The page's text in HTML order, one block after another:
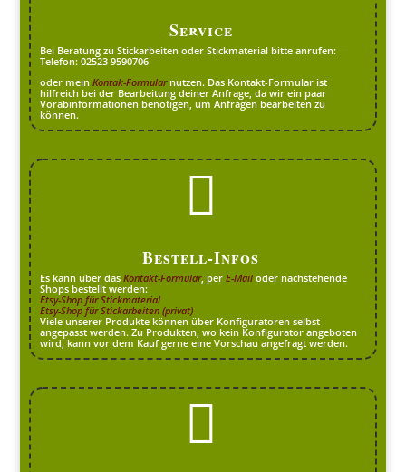
Service
Bei Beratung zu Stickarbeiten oder Stickmaterial bitte anrufen:
Telefon: 02523 9590706
oder meinKontak-Formularnutzen. Das Kontakt-Formular ist
hilfreich bei der Bearbeitung deiner Anfrage, da wir ein paar
Vorabinformationen benötigen, um Anfragen bearbeiten zu
können.

Bestell-Infos
Es kann über dasKontakt-Formular, perE-Mail oder nachstehende
Shops bestellt werden:
Etsy-Shop für Stickmaterial
Etsy-Shop für Stickarbeiten (privat)
Viele unserer Produkte können über Konfiguratoren selbst
angepasst werden. Zu Produkten, wo kein Konfigurator angeboten
wird, kann vor dem Kauf gerne eine Vorschau angefragt werden.
